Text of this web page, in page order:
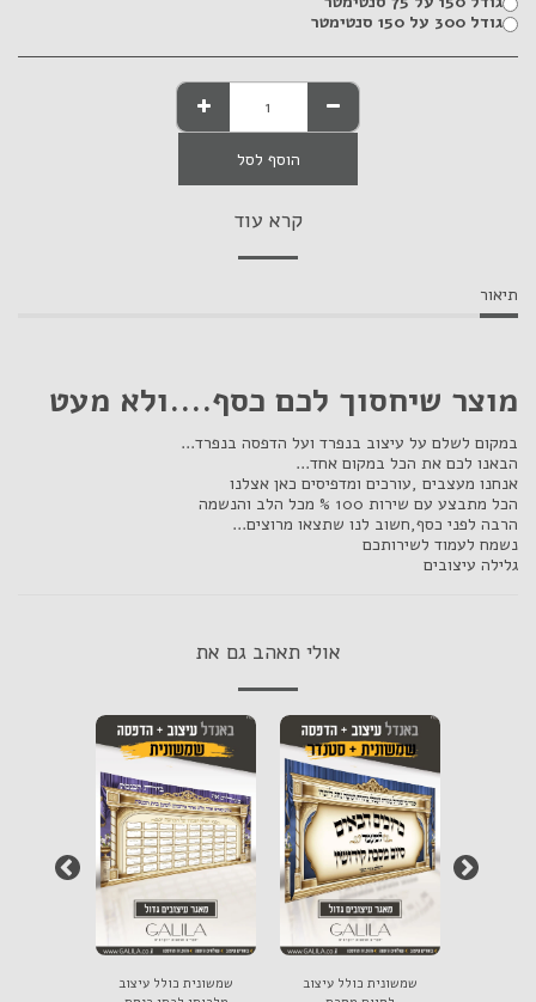
גודל 300 על 150 סנטימטר
הוסף לסל
קרא עוד
תיאור
מוצר שיחסוך לכם כסף....ולא מעט
במקום לשלם על עיצוב בנפרד ועל הדפסה בנפרד...
הבאנו לכם את הכל במקום אחד...
אנחנו מעצבים ,עורכים ומדפיסים כאן אצלנו
הכל מתבצע עם שירות 100 % מכל הלב והנשמה
הרבה לפני כסף,חשוב לנו שתצאו מרוצים...
נשמח לעמוד לשירותכם
גלילה עיצובים
אולי תאהב גם את
שמשונית כולל עיצוב
שמשונית כולל עיצוב